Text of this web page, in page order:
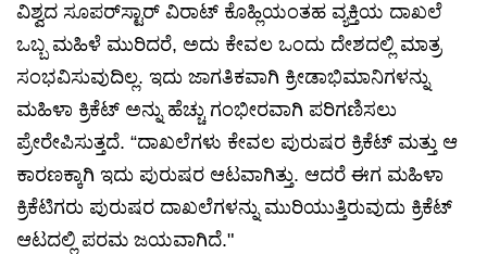
ವಿಶ್ವದ ಸೂಪರ್‌ಸ್ಟಾರ್ ವಿರಾಟ್ ಕೊಹ್ಲಿಯಂತಹ ವ್ಯಕ್ತಿಯ ದಾಖಲೆ
ಒಬ್ಬ ಮಹಿಳೆ ಮುರಿದರೆ, ಅದು ಕೇವಲ ಒಂದು ದೇಶದಲ್ಲಿ ಮಾತ್ರ
ಸಂಭವಿಸುವುದಿಲ್ಲ. ಇದು ಜಾಗತಿಕವಾಗಿ ಕ್ರೀಡಾಭಿಮಾನಿಗಳನ್ನು
ಮಹಿಳಾ ಕ್ರಿಕೆಟ್ ಅನ್ನು ಹೆಚ್ಚು ಗಂಭೀರವಾಗಿ ಪರಿಗಣಿಸಲು
ಪ್ರೇರೇಪಿಸುತ್ತದೆ. “ದಾಖಲೆಗಳು ಕೇವಲ ಪುರುಷರ ಕ್ರಿಕೆಟ್ ಮತ್ತು ಆ
ಕಾರಣಕ್ಕಾಗಿ ಇದು ಪುರುಷರ ಆಟವಾಗಿತ್ತು. ಆದರೆ ಈಗ ಮಹಿಳಾ
ಕ್ರಿಕೆಟಿಗರು ಪುರುಷರ ದಾಖಲೆಗಳನ್ನು ಮುರಿಯುತ್ತಿರುವುದು ಕ್ರಿಕೆಟ್
ಆಟದಲ್ಲಿ ಪರಮ ಜಯವಾಗಿದೆ."